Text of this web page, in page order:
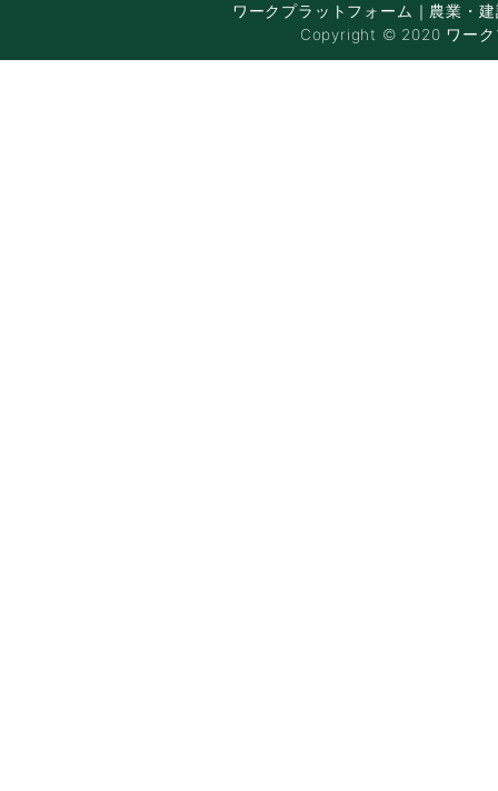
ワークプラットフォーム｜農業・
Copyright © 2020 ワーク